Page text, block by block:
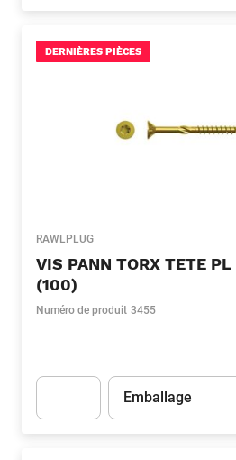
DERNIÈRES PIÈCES
RAWLPLUG
VIS PANN TORX TETE
(100)
Numéro de produit 3455
Unité
Emballage